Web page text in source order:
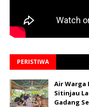
PERISTIWA
Air Warga
Sitinjau
Gadang